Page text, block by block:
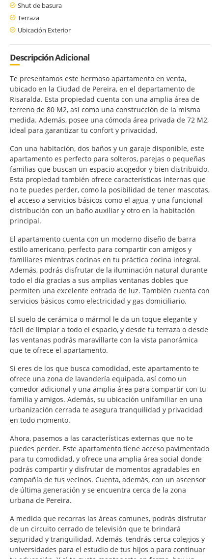
Shut de basura
Terraza
Ubicación Exterior
Descripción Adicional
Te presentamos este hermoso apartamento en venta,
ubicado en la Ciudad de Pereira, en el departamento de
Risaralda. Esta propiedad cuenta con una amplia área de
terreno de 80 M2, así como una construcción de la misma
medida. Además, posee una cómoda área privada de 72 M2,
ideal para garantizar tu confort y privacidad.
Con una habitación, dos baños y un garaje disponible, este
apartamento es perfecto para solteros, parejas o pequeñas
familias que buscan un espacio acogedor y bien distribuido.
Esta propiedad también ofrece características internas que
no te puedes perder, como la posibilidad de tener mascotas,
el acceso a servicios básicos como el agua, y una funcional
distribución con un baño auxiliar y otro en la habitación
principal.
El apartamento cuenta con un moderno diseño de barra
estilo americano, perfecto para compartir con amigos y
familiares mientras cocinas en tu práctica cocina integral.
Además, podrás disfrutar de la iluminación natural durante
todo el día gracias a sus amplias ventanas dobles que
permiten una excelente entrada de luz. También cuenta con
servicios básicos como electricidad y gas domiciliario.
El suelo de cerámica o mármol le da un toque elegante y
fácil de limpiar a todo el espacio, y desde tu terraza o desde
las ventanas podrás maravillarte con la vista panorámica
que te ofrece el apartamento.
Si eres de los que busca comodidad, este apartamento te
ofrece una zona de lavandería equipada, así como un
comedor adicional y una amplia área para compartir con tu
familia y amigos. Además, su ubicación unifamiliar en una
urbanización cerrada te asegura tranquilidad y privacidad
en todo momento.
Ahora, pasemos a las características externas que no te
puedes perder. Este apartamento tiene acceso pavimentado
para tu comodidad, y ofrece una amplia área social donde
podrás compartir y disfrutar de momentos agradables en
compañía de tus vecinos. Cuenta, además, con un ascensor
de última generación y se encuentra cerca de la zona
urbana de Pereira.
A medida que recorras las áreas comunes, podrás disfrutar
de un circuito cerrado de televisión que te brindará
seguridad y tranquilidad. Además, tendrás cerca colegios y
universidades para el estudio de tus hijos o para continuar